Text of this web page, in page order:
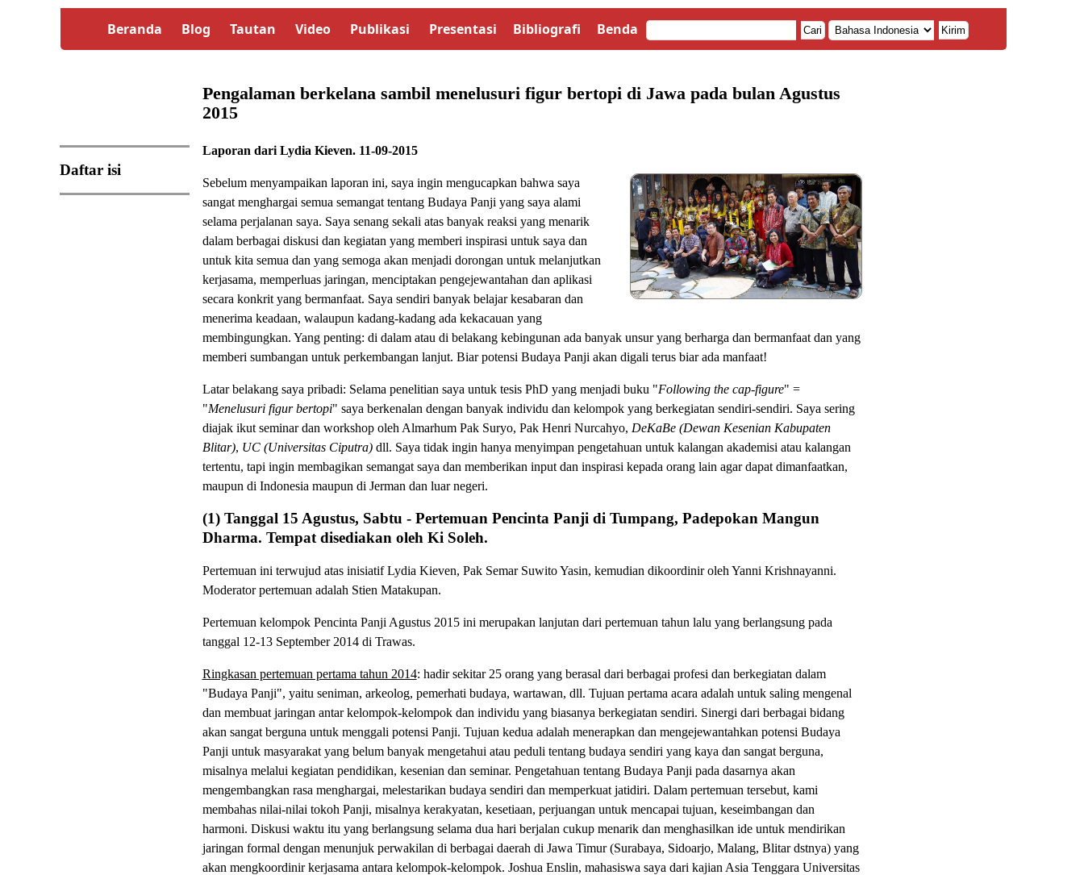
Beranda Blog Tautan Video Publikasi Presentasi Bibliografi Benda Cari Kirim
Pengalaman berkelana sambil menelusuri figur bertopi di Jawa pada bulan Agustus
2015
Laporan dari Lydia Kieven. 11-09-2015
Daftar isi
Sebelum menyampaikan laporan ini, saya ingin mengucapkan bahwa saya
sangat menghargai semua semangat tentang Budaya Panji yang saya alami
selama perjalanan saya. Saya senang sekali atas banyak reaksi yang menarik
dalam berbagai diskusi dan kegiatan yang memberi inspirasi untuk saya dan
untuk kita semua dan yang semoga akan menjadi dorongan untuk melanjutkan
kerjasama, memperluas jaringan, menciptakan pengejewantahan dan aplikasi
secara konkrit yang bermanfaat. Saya sendiri banyak belajar kesabaran dan
menerima keadaan, walaupun kadang-kadang ada kekacauan yang
membingungkan. Yang penting: di dalam atau di belakang kebingunan ada banyak unsur yang berharga dan bermanfaat dan yang
memberi sumbangan untuk perkembangan lanjut. Biar potensi Budaya Panji akan digali terus biar ada manfaat!
Latar belakang saya pribadi: Selama penelitian saya untuk tesis PhD yang menjadi buku "Following the cap-figure" =
"Menelusuri figur bertopi" saya berkenalan dengan banyak individu dan kelompok yang berkegiatan sendiri-sendiri. Saya sering
diajak ikut seminar dan workshop oleh Almarhum Pak Suryo, Pak Henri Nurcahyo, DeKaBe (Dewan Kesenian Kabupaten
Blitar), UC (Universitas Ciputra)dll. Saya tidak ingin hanya menyimpan pengetahuan untuk kalangan akademisi atau kalangan
tertentu, tapi ingin membagikan semangat saya dan memberikan input dan inspirasi kepada orang lain agar dapat dimanfaatkan,
maupun di Indonesia maupun di Jerman dan luar negeri.
(1) Tanggal 15 Agustus, Sabtu - Pertemuan Pencinta Panji di Tumpang, Padepokan Mangun
Dharma. Tempat disediakan oleh Ki Soleh.
Pertemuan ini terwujud atas inisiatif Lydia Kieven, Pak Semar Suwito Yasin, kemudian dikoordinir oleh Yanni Krishnayanni.
Moderator pertemuan adalah Stien Matakupan.
Pertemuan kelompok Pencinta Panji Agustus 2015 ini merupakan lanjutan dari pertemuan tahun lalu yang berlangsung pada
tanggal 12-13 September 2014 di Trawas.
Ringkasan pertemuan pertama tahun 2014: hadir sekitar 25 orang yang berasal dari berbagai profesi dan berkegiatan dalam
"Budaya Panji", yaitu seniman, arkeolog, pemerhati budaya, wartawan, dll. Tujuan pertama acara adalah untuk saling mengenal
dan membuat jaringan antar kelompok-kelompok dan individu yang biasanya berkegiatan sendiri. Sinergi dari berbagai bidang
akan sangat berguna untuk menggali potensi Panji. Tujuan kedua adalah menerapkan dan mengejewantahkan potensi Budaya
Panji untuk masyarakat yang belum banyak mengetahui atau peduli tentang budaya sendiri yang kaya dan sangat berguna,
misalnya melalui kegiatan pendidikan, kesenian dan seminar. Pengetahuan tentang Budaya Panji pada dasarnya akan
mengembangkan rasa menghargai, melestarikan budaya sendiri dan memperkuat jatidiri. Dalam pertemuan tersebut, kami
membahas nilai-nilai tokoh Panji, misalnya kerakyatan, kesetiaan, perjuangan untuk mencapai tujuan, keseimbangan dan
harmoni. Diskusi waktu itu yang berlangsung selama dua hari berjalan cukup menarik dan menghasilkan ide untuk mendirikan
jaringan formal dengan menunjuk perwakilan di berbagai daerah di Jawa Timur (Surabaya, Sidoarjo, Malang, Blitar dstnya) yang
akan mengkoordinir kerjasama antara kelompok-kelompok. Joshua Enslin, mahasiswa saya dari kajian Asia Tenggara Universitas